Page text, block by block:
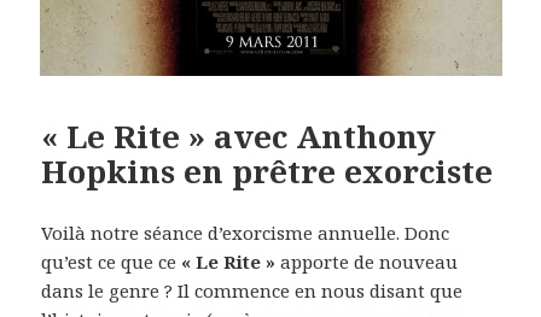
« Le Rite » avec Anthony
Hopkins en prêtre exorciste
Voilà notre séance d’exorcisme annuelle. Donc
qu’est ce que ce « Le Rite » apporte de nouveau
dans le genre ? Il commence en nous disant que